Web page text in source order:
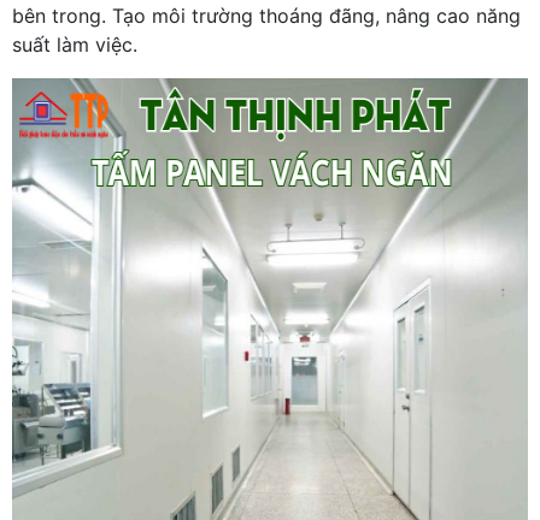
bên trong. Tạo môi trường thoáng đãng, nâng cao năng
suất làm việc.